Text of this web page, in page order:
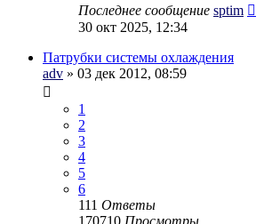
Последнее сообщение sptim
30 окт 2025, 12:34
Патрубки системы охлаждения
adv » 03 дек 2012, 08:59
1
2
3
4
5
6
111 Ответы
170710 Просмотры